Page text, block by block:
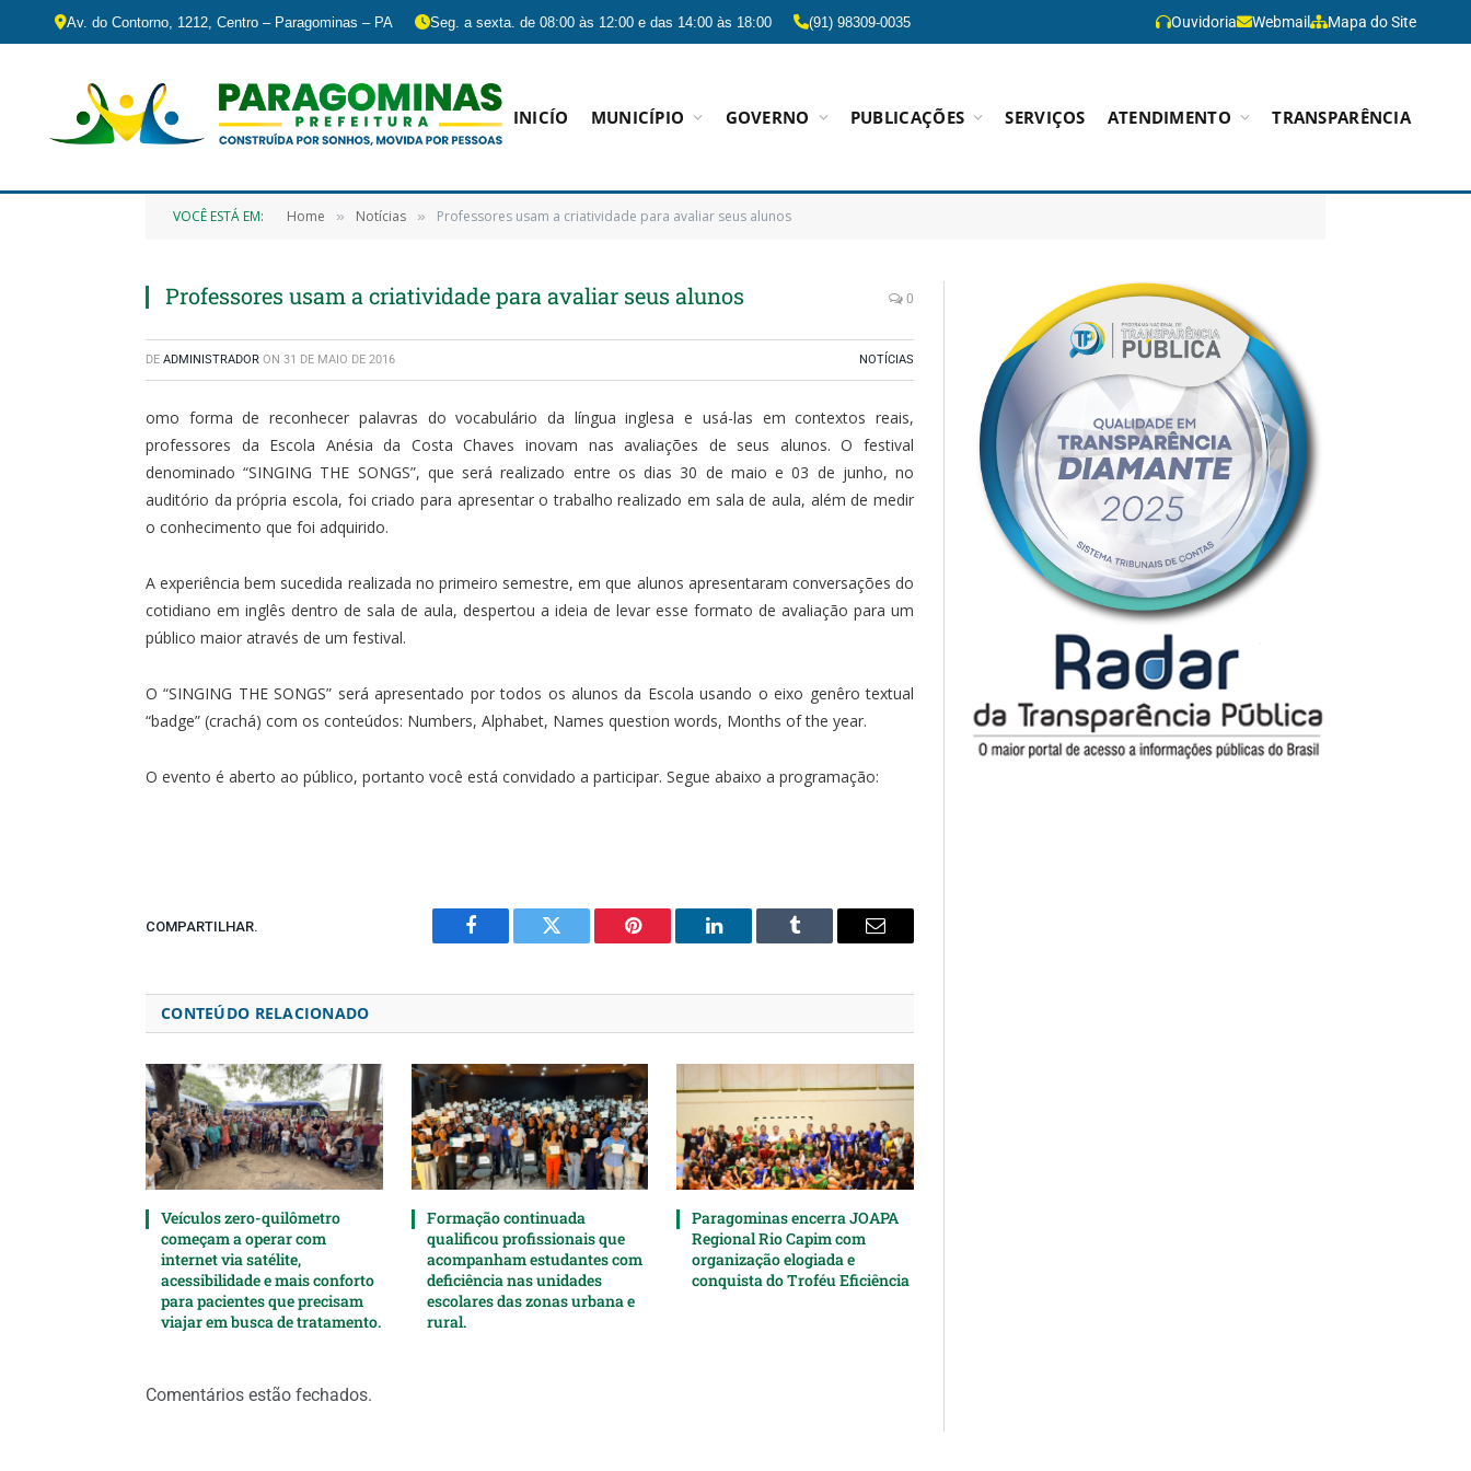
Av. do Contorno, 1212, Centro – Paragominas – PA Seg. a sexta. de 08:00 às 12:00 e das 14:00 às 18:00 (91) 98309-0035 Ouvidoria Webmail Mapa do Site
INICÍO MUNICÍPIO GOVERNO PUBLICAÇÕES SERVIÇOS ATENDIMENTO TRANSPARÊNCIA
VOCÊ ESTÁ EM: Home » Notícias » Professores usam a criatividade para avaliar seus alunos
Professores usam a criatividade para avaliar seus alunos 0
DE ADMINISTRADOR ON 31 DE MAIO DE 2016 NOTÍCIAS
omo forma de reconhecer palavras do vocabulário da língua inglesa e usá-las em contextos reais,
professores da Escola Anésia da Costa Chaves inovam nas avaliações de seus alunos. O festival
denominado “SINGING THE SONGS”, que será realizado entre os dias 30 de maio e 03 de junho, no
auditório da própria escola, foi criado para apresentar o trabalho realizado em sala de aula, além de medir
o conhecimento que foi adquirido.
A experiência bem sucedida realizada no primeiro semestre, em que alunos apresentaram conversações do
cotidiano em inglês dentro de sala de aula, despertou a ideia de levar esse formato de avaliação para um
público maior através de um festival.
O “SINGING THE SONGS” será apresentado por todos os alunos da Escola usando o eixo genêro textual
“badge” (crachá) com os conteúdos: Numbers, Alphabet, Names question words, Months of the year.
O evento é aberto ao público, portanto você está convidado a participar. Segue abaixo a programação:
COMPARTILHAR.
Facebook Twitter Pinterest LinkedIn Tumblr Email
CONTEÚDO RELACIONADO
Veículos zero-quilômetro
começam a operar com
internet via satélite,
acessibilidade e mais conforto
para pacientes que precisam
viajar em busca de tratamento.
Formação continuada
qualificou profissionais que
acompanham estudantes com
deficiência nas unidades
escolares das zonas urbana e
rural.
Paragominas encerra JOAPA
Regional Rio Capim com
organização elogiada e
conquista do Troféu Eficiência
Comentários estão fechados.